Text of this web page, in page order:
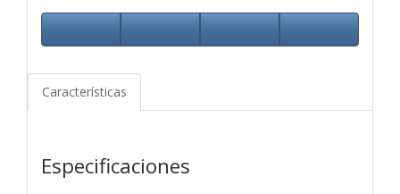
Características
Especificaciones